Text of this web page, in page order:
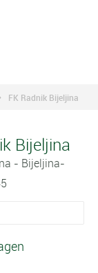
FK Radnik Bijeljina
Bijeljina
- Bijeljina-